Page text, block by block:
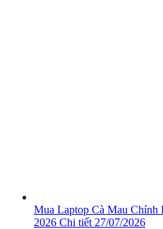
Mua Laptop Cà Mau Chính
2026 Chi tiết 27/07/2026